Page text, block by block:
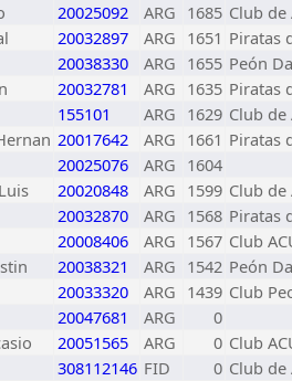
20025092 ARG 1685 Club
20032897 ARG 1651 Piratas
20038330 ARG 1655 Peón
20032781 ARG 1635 Piratas
155101 ARG 1629 Club
20017642 ARG 1661 Piratas
20025076 ARG 1604
20020848 ARG 1599 Club
20032870 ARG 1568 Piratas
20008406 ARG 1567 Club
20038321 ARG 1542 Peón
20033320 ARG 1439 Club
20047681 ARG
0
20051565 ARG 0 Club
308112146 FID 0 Club